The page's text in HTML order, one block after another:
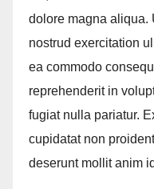
dolore magna aliqua.
nostrud exercitation
ea commodo
reprehenderit in
fugiat nulla pariatur.
cupidatat non
deserunt mollit anim